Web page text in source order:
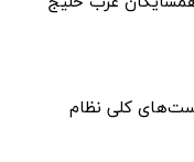
کلی نظام